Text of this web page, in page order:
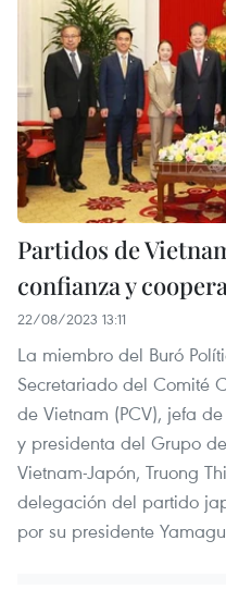
Partidos de
confianza y
22/08/2023 13:11
La miembro del Buró
Secretariado del Comité
de Vietnam (PCV), jefa
y presidenta del Grupo
Vietnam-Japón, Truong
delegación del partido
por su presidente